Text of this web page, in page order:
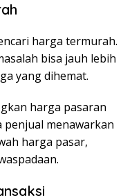
harga termurah.
bisa jauh lebih
yang dihemat.
harga pasaran
penjual menawarkan
harga pasar,